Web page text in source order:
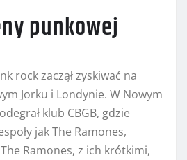
punkowej
rock zaczął zyskiwać na
Jorku i Londynie. W Nowym
klub CBGB, gdzie
jak The Ramones,
Ramones, z ich krótkimi,